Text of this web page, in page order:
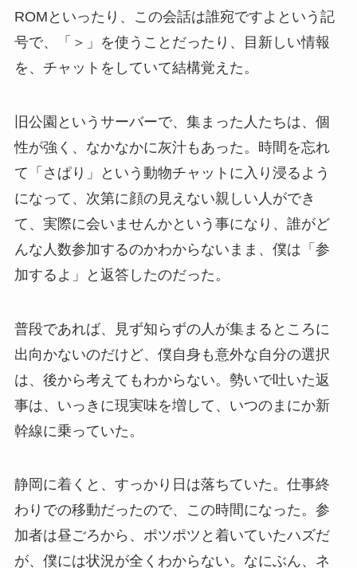
ROMといったり、この会話は誰宛ですよという記
号で、「＞」を使うことだったり、目新しい情報
を、チャットをしていて結構覚えた。
旧公園というサーバーで、集まった人たちは、個
性が強く、なかなかに灰汁もあった。時間を忘れ
て「さぱり」という動物チャットに入り浸るよう
になって、次第に顔の見えない親しい人ができ
て、実際に会いませんかという事になり、誰がど
んな人数参加するのかわからないまま、僕は「参
加するよ」と返答したのだった。
普段であれば、見ず知らずの人が集まるところに
出向かないのだけど、僕自身も意外な自分の選択
は、後から考えてもわからない。勢いで吐いた返
事は、いっきに現実味を増して、いつのまにか新
幹線に乗っていた。
静岡に着くと、すっかり日は落ちていた。仕事終
わりでの移動だったので、この時間になった。参
加者は昼ごろから、ポツポツと着いていたハズだ
が、僕には状況が全くわからない。なにぶん、ネ